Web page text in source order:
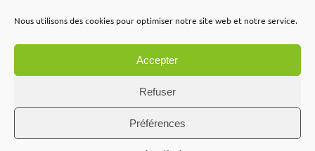
Nous utilisons des cookies pour optimiser notre site web et notre service.
Accepter
Refuser
Préférences
Nos partenaires
Conditions générales de vente